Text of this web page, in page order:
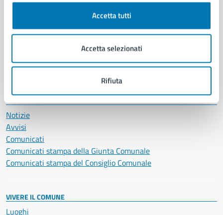
Accetta tutti
Accetta selezionati
Rifiuta
Educazione e formazione
Giustizia e sicurezza pubblica
Imprese e commercio
Salute, benessere e assistenza
Vita lavorativa
NOVITÀ
Notizie
Avvisi
Comunicati
Comunicati stampa della Giunta Comunale
Comunicati stampa del Consiglio Comunale
VIVERE IL COMUNE
Luoghi